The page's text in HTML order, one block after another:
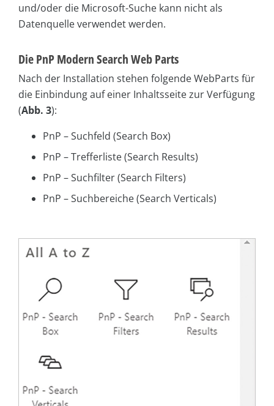
und/oder die Microsoft-Suche kann nicht als
Datenquelle verwendet werden.
Die PnP Modern Search Web Parts
Nach der Installation stehen folgende WebParts für
die Einbindung auf einer Inhaltsseite zur Verfügung
(Abb. 3):
PnP – Suchfeld (Search Box)
PnP – Trefferliste (Search Results)
PnP – Suchfilter (Search Filters)
PnP – Suchbereiche (Search Verticals)